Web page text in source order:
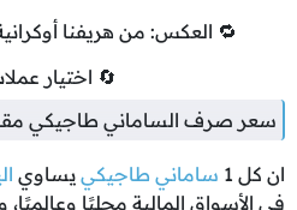
🔁 العكس: من هريفنا
🔄 اختيار
سعر صرف الساماني طاجيكي مقابل
ان كل 1 ساماني طاجيكي يساوي
في الأسواق المالية محليًا